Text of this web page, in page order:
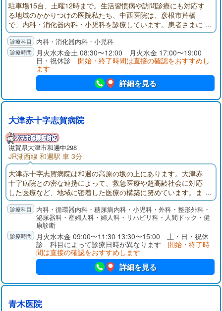
駐車場15台、土曜12時まで。生活習慣病や訪問診療にも対応す
る地域のかかりつけの医院私たち、中西医院は、彦根市芹橋
で、内科・消化器内科・小児科を診療しています。患者さまに
心から頼っていただける内科・消化器内科・小児科のホームド
クターとして、地域に根ざした治療に取り組んでいます。当院
は消化器内科の診療に強みを持っています。院長は日本消化器
病学会認定 消化器病専門医の資格を持ち、この分野では、現
在までに30年におよぶキャリアを有しています。これらに裏付
けられた当院の診療は、逆流性食道炎、急性胃炎、慢性胃炎、
胃潰瘍、十二指腸潰瘍、胆石症、ウイルス性肝炎、急性すい炎
など、広く対応いたします。検査での胃カメラでは、「口か
感が少ないよう心がけています。また、地域の多くの医療機関
と連携しているため、必要な場合は、迅速に他の病院へ紹介す
ることが可能です。内科では、風邪や感染症はもちろん、特に
生活習慣病の診療に力をいれています。糖尿病、高血圧、高脂
血症、高尿酸血症などの病気は、中高年のみならず、若い患者
さまにも増えています。お身体に不調を感じる方は、まず当院
にて血液検査を受けていただくことをおすすめします。なお小
児科ではお子さまの定期予防接種に対応しており、彦根市在住
の方は無料で接種可能です。当院へは、近江鉄道本線・ひこね
芹川駅から徒歩約16分、JR東海道線・彦根駅から徒歩約20分の
場所にあります。駐車場は15台分のご用意があります。
内科・消化器内科・小児科
月火水木金土 08:30〜12:00 月火水金 17:00〜19:00
日・祝休診 開始・終了時間は直接の確認をおすすめし
ます
詳細を見る
大津赤十字志賀病院
滋賀県大津市和邇中298
JR湖西線 和邇駅 車 3分
大津赤十字志賀病院は和邇の高原の坂の上にあります。大津赤
十字病院との密な連携によって、救急医療や超高齢社会に対応
した医療など、地域に密着した医療の構築に努めています。ま
た、地域の皆さんの健康増進と病気の早期発見などの予防医学
を推し進め、早期治療に寄与するとともに、療養型病床と地域
包括ケア病床を設けることで、命を尊び、心のケアまでを考え
た生涯医療と生涯看護の提供に努めています。
内科・循環器内科・糖尿病内科・小児科・外科・整形外科・
泌尿器科・産婦人科・婦人科・リハビリ科・人間ドック・健
康診断
月火水木金 09:00〜11:30 13:30〜15:00 土・日・祝休
診 科目によって診療日時が異なります 開始・終了時
間は直接の確認をおすすめします
詳細を見る
青木医院